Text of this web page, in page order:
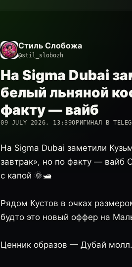
Стиль Слобожа
@stil_slobozh
На Sigma Dubai
белый льняной
факту — вайб
09 JULY 2026, 13:39ОРИГИНАЛ В
На Sigma Dubai заметили
завтрак», но по факту — вайб
с капой 🌞🛥️
Рядом Кустов в очках
будто это новый оффер на
Ценник образов — Дубай